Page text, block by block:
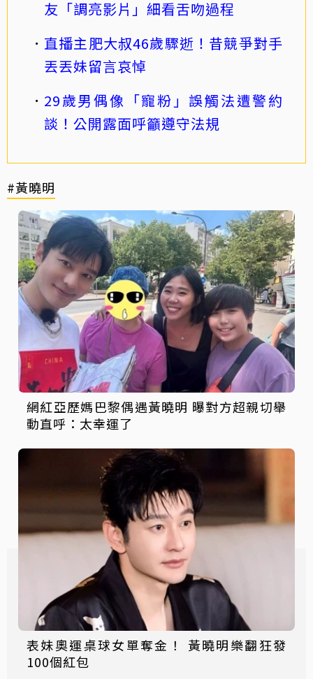
友「調亮影片」細看舌吻過程
直播主肥大叔46歲驟逝！昔競爭對手
丟丟妹留言哀悼
29歲男偶像「寵粉」誤觸法遭警約
談！公開露面呼籲遵守法規
#黃曉明
網紅亞歷媽巴黎偶遇黃曉明 曝對方超親切舉
動直呼：太幸運了
表妹奧運桌球女單奪金！ 黃曉明樂翻狂發
100個紅包